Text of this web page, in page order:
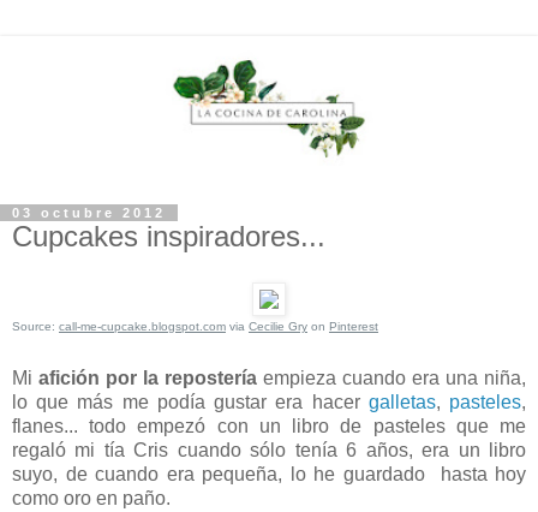
03 octubre 2012
Cupcakes inspiradores...
Source: call-me-cupcake.blogspot.com via Cecilie Gry on Pinterest
Mi afición por la repostería empieza cuando era una niña,
lo que más me podía gustar era hacer galletas, pasteles,
flanes... todo empezó con un libro de pasteles que me
regaló mi tía Cris cuando sólo tenía 6 años, era un libro
suyo, de cuando era pequeña, lo he guardado hasta hoy
como oro en paño.